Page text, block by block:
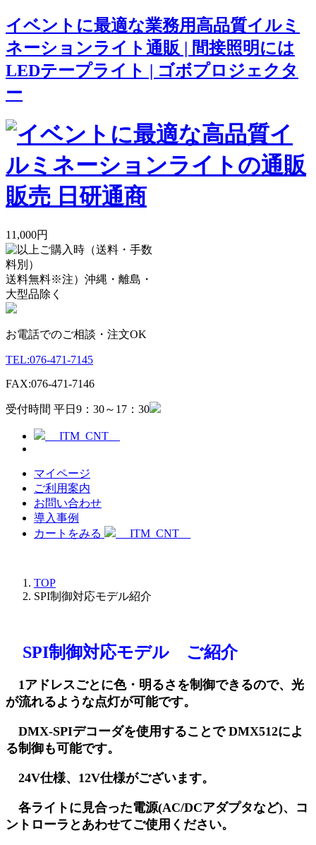
イベントに最適な業務用高品質イルミ
ネーションライト通販 | 間接照明には
LEDテープライト | ゴボプロジェクタ
ー
11,000円
送料無料※注）沖縄・離島・
大型品除く
お電話でのご相談・注文OK
TEL:076-471-7145
FAX:076-471-7146
受付時間 平日9：30～17：30
__ITM_CNT__
マイページ
ご利用案内
お問い合わせ
導入事例
カートをみる
__ITM_CNT__
TOP
SPI制御対応モデル紹介
SPI制御対応モデル ご紹介
1アドレスごとに色・明るさを制御できるので、光
が流れるような点灯が可能です。
DMX-SPIデコーダを使用することで DMX512によ
る制御も可能です。
24V仕様、12V仕様がございます。
各ライトに見合った電源(AC/DCアダプタなど)、コ
ントローラとあわせてご使用ください。